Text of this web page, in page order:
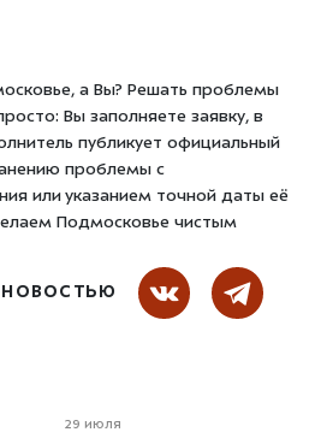
а Вы? Решать проблемы
Вы заполняете заявку, в
публикует официальный
проблемы с
или указанием точной даты её
Подмосковье чистым
НОВОСТЬЮ
29 июля